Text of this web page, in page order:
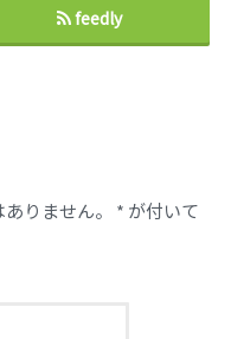
feedly
りません。 * が付いて